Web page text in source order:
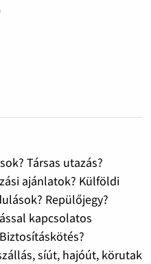
Társas utazás?
ajánlatok? Külföldi
Repülőjegy?
kapcsolatos
síút, hajóút, körutak